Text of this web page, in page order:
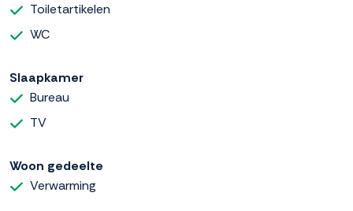
Toiletartikelen
WC
Slaapkamer
Bureau
TV
Woon gedeelte
Verwarming